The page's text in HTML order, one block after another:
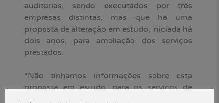
auditorias, sendo executados por três
empresas distintas, mas que há uma
proposta de alteração em estudo, iniciada há
dois anos, para ampliação dos serviços
prestados.
“Não tínhamos informações sobre esta
proposta em estudo, para os serviços de